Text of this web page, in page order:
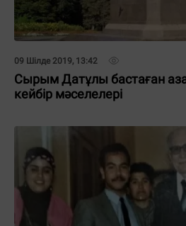
09 Шілде 2019, 13:42
Сырым Датұлы бастаған
кейбір мәселелері